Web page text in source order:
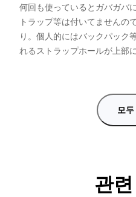
何回も使っているとガバガバ
トラップ等は付いてませんの
り。個人的にはバックパック
れるストラップホールが上部
모두
관